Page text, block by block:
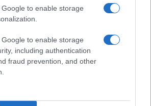
to enable storage
to enable storage
including authentication
fraud prevention, and other
ΔΙΑΒΑΣΤΕ ΑΚΟΜΑ